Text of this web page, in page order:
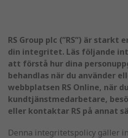
RS Group plc (”RS”) är starkt
din integritet. Läs följande
att förstå hur dina
behandlas när du använder
webbplatsen RS Online, när
kundtjänstmedarbetare,
eller kontaktar RS på annat
Denna integritetspolicy gäller